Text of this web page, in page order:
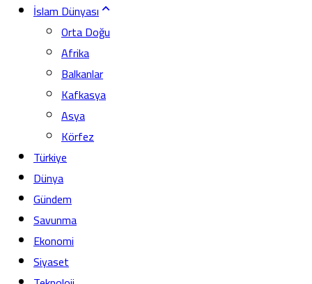
İslam Dünyası
Orta Doğu
Afrika
Balkanlar
Kafkasya
Asya
Körfez
Türkiye
Dünya
Gündem
Savunma
Ekonomi
Siyaset